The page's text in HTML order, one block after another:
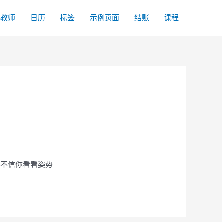
师 日历 标签 示例页面 结账 课程
信你看看姿势